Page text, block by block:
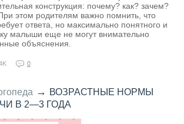
конструкция: почему? как? зачем?
этом родителям важно помнить, что
ответа, но максимально понятного и
малыши еще не могут внимательно
объяснения.
0
→ ВОЗРАСТНЫЕ НОРМЫ
В 2—3 ГОДА